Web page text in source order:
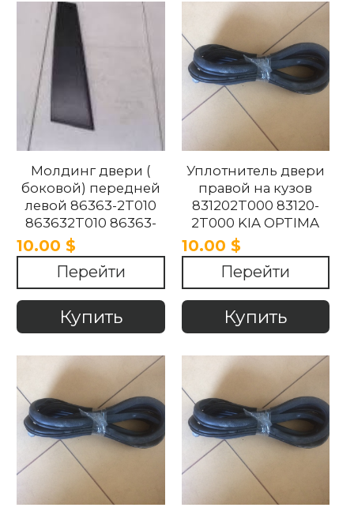
Молдинг двери (
боковой) передней
левой 86363-2T010
863632T010 86363-
2T020 863632T020
Kia Optima 2010-2015.
10.00 $
Перейти
Купить
Уплотнитель двери
правой на кузов
831202T000 83120-
2T000 KIA OPTIMA
2010-2015
10.00 $
Перейти
Купить